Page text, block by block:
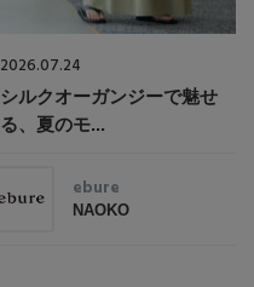
2026.07.24
シルクオーガンジーで魅せ
る、夏のモ...
ebure
NAOKO